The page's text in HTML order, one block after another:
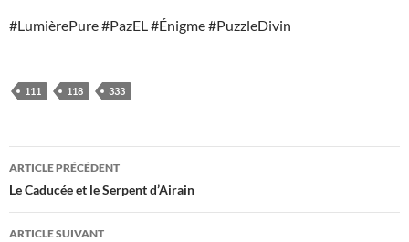
#LumièrePure #PazEL #Énigme #PuzzleDivin
111 118 333
Navigation
des
articles
ARTICLE PRÉCÉDENT
Le Caducée et le Serpent d’Airain
ARTICLE SUIVANT